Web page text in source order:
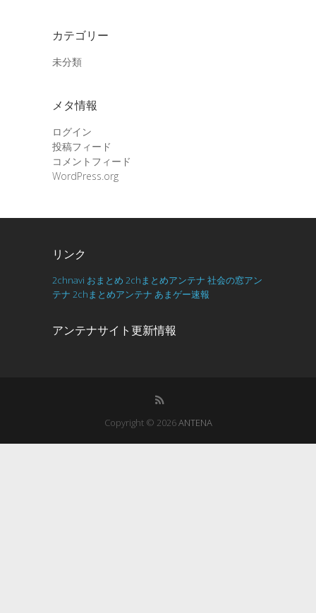
カテゴリー
未分類
メタ情報
ログイン
投稿フィード
コメントフィード
WordPress.org
リンク
2chnavi おまとめ 2chまとめアンテナ 社会の窓アン
テナ 2chまとめアンテナ あまゲー速報
アンテナサイト更新情報
Copyright © 2026ANTENA